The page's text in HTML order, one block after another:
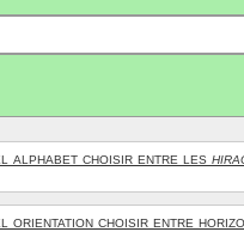
alphabet choisir entre les
orientation choisir entre